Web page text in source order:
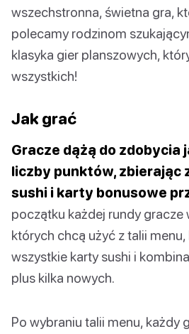
wszechstronna, świetna gra,
polecamy rodzinom
klasyka gier planszowych,
wszystkich!
Jak grać
Gracze dążą do zdobycia
liczby punktów, zbierając
sushi i karty bonusowe
początku każdej rundy gracze
których chcą użyć z talii
wszystkie karty sushi i
plus kilka nowych.
Po wybraniu talii menu, każdy